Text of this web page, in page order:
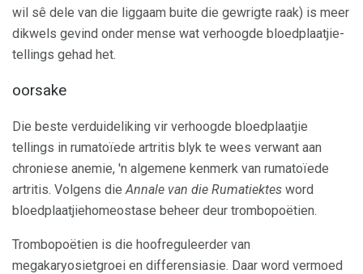
wil sê dele van die liggaam buite die gewrigte raak) is meer
dikwels gevind onder mense wat verhoogde bloedplaatjie-
tellings gehad het.
oorsake
Die beste verduideliking vir verhoogde bloedplaatjie
tellings in rumatoïede artritis blyk te wees verwant aan
chroniese anemie, 'n algemene kenmerk van rumatoïede
artritis. Volgens dieAnnale van die Rumatiektes word
bloedplaatjiehomeostase beheer deur trombopoëtien.
Trombopoëtien is die hoofreguleerder van
megakaryosietgroei en differensiasie. Daar word vermoed